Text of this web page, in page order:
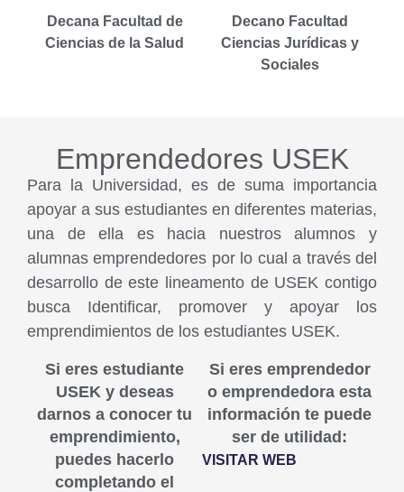
Decana Facultad de
Ciencias de la Salud
Decano Facultad
Ciencias Jurídicas y
Sociales
Emprendedores USEK
Para la Universidad, es de suma importancia
apoyar a sus estudiantes en diferentes materias,
una de ella es hacia nuestros alumnos y
alumnas emprendedores por lo cual a través del
desarrollo de este lineamento de USEK contigo
busca Identificar, promover y apoyar los
emprendimientos de los estudiantes USEK.
Si eres estudiante
USEK y deseas
darnos a conocer tu
emprendimiento,
puedes hacerlo
completando el
Si eres emprendedor
o emprendedora esta
información te puede
ser de utilidad:
VISITAR WEB